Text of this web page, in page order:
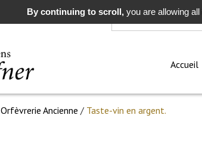
Rechercher
Accueil
Orfèvrerie Ancienne / Taste-vin en argent.
By continuing to scroll,you are allowing